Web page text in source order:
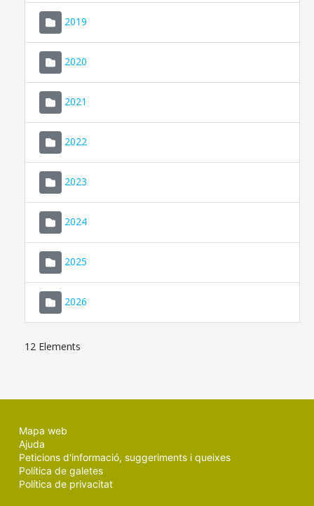
2019
2020
2021
2022
2023
2024
2025
2026
12 Elements
Mapa web
Ajuda
Peticions d'informació, suggeriments i queixes
Política de galetes
Política de privacitat